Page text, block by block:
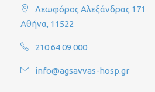
Λεωφόρος Αλεξάνδρας 171
Αθήνα, 11522
210 64 09 000
info@agsavvas-hosp.gr